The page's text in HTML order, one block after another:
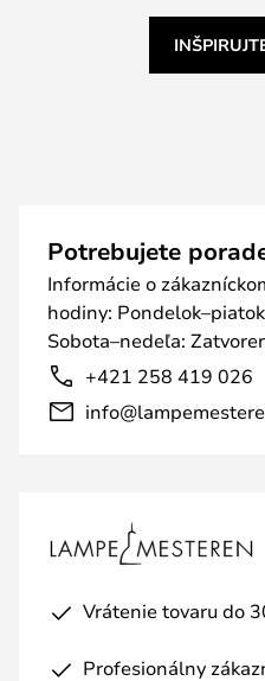
Potrebujete
Informácie o
hodiny:
Sobota–nedeľa:
+421 258 419 026
Vrátenie tovaru do
Profesionálny